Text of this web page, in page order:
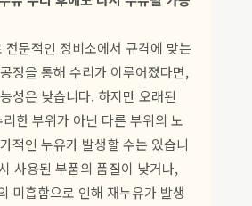
전문적인 정비소에서 규격에 맞는
정을 통해 수리가 이루어졌다면,
성은 낮습니다. 하지만 오래된
한 부위가 아닌 다른 부위의 노
적인 누유가 발생할 수는 있습니
사용된 부품의 품질이 낮거나,
미흡함으로 인해 재누유가 발생